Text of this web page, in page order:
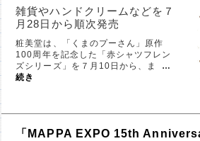
雑貨やハンドクリームなどを７
月28日から順次発売
粧美堂は、「くまのプーさん」原作
100周年を記念した「赤シャツフレン
ズシリーズ」を７月10日から、ま
…
続き
「MAPPA EXPO 15th